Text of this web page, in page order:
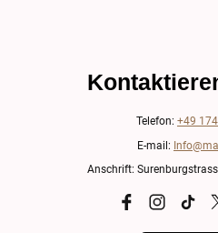
Telefon: +49
E-mail:
Anschrift: